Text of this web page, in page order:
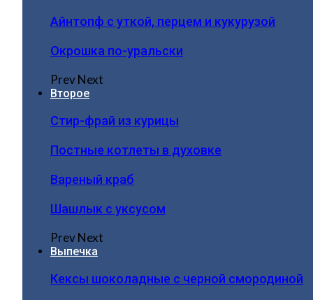
Айнтопф с уткой, перцем и кукурузой
Окрошка по-уральски
PrevNext
Второе
Стир-фрай из курицы
Постные котлеты в духовке
Вареный краб
Шашлык с уксусом
PrevNext
Выпечка
Кексы шоколадные с черной смородиной